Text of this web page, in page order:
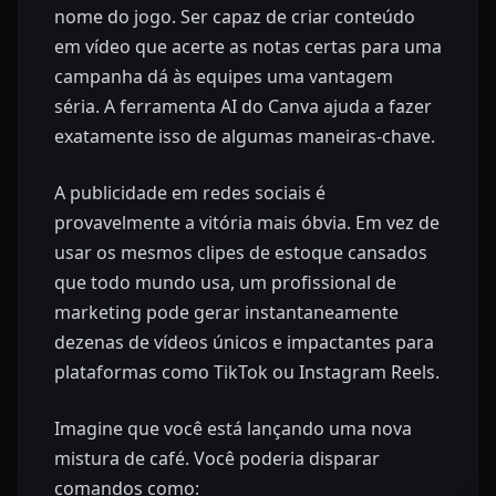
nome do jogo. Ser capaz de criar conteúdo
em vídeo que acerte as notas certas para uma
campanha dá às equipes uma vantagem
séria. A ferramenta AI do Canva ajuda a fazer
exatamente isso de algumas maneiras-chave.
A publicidade em redes sociais é
provavelmente a vitória mais óbvia. Em vez de
usar os mesmos clipes de estoque cansados
que todo mundo usa, um profissional de
marketing pode gerar instantaneamente
dezenas de vídeos únicos e impactantes para
plataformas como TikTok ou Instagram Reels.
Imagine que você está lançando uma nova
mistura de café. Você poderia disparar
comandos como: